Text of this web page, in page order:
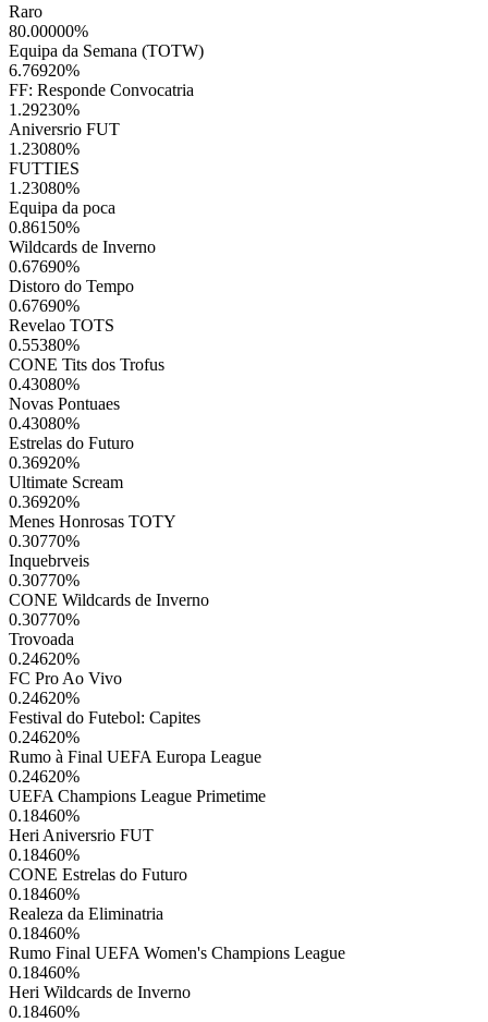
Raro
80.00000%
Equipa da Semana (TOTW)
6.76920%
FF: Responde Convocatria
1.29230%
Aniversrio FUT
1.23080%
FUTTIES
1.23080%
Equipa da poca
0.86150%
Wildcards de Inverno
0.67690%
Distoro do Tempo
0.67690%
Revelao TOTS
0.55380%
CONE Tits dos Trofus
0.43080%
Novas Pontuaes
0.43080%
Estrelas do Futuro
0.36920%
Ultimate Scream
0.36920%
Menes Honrosas TOTY
0.30770%
Inquebrveis
0.30770%
CONE Wildcards de Inverno
0.30770%
Trovoada
0.24620%
FC Pro Ao Vivo
0.24620%
Festival do Futebol: Capites
0.24620%
Rumo à Final UEFA Europa League
0.24620%
UEFA Champions League Primetime
0.18460%
Heri Aniversrio FUT
0.18460%
CONE Estrelas do Futuro
0.18460%
Realeza da Eliminatria
0.18460%
Rumo Final UEFA Women's Champions League
0.18460%
Heri Wildcards de Inverno
0.18460%